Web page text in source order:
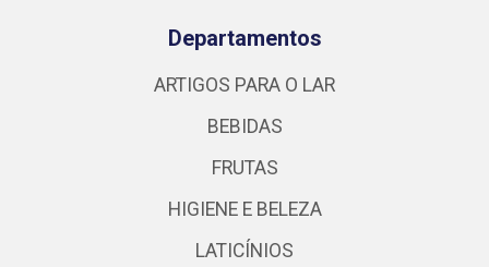
Departamentos
ARTIGOS PARA O LAR
BEBIDAS
FRUTAS
HIGIENE E BELEZA
LATICÍNIOS